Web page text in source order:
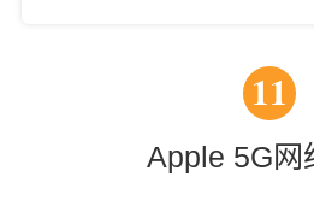
11
Apple 5G网